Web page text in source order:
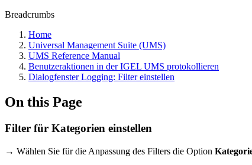
Breadcrumbs
Home
Universal Management Suite (UMS)
UMS Reference Manual
Benutzeraktionen in der IGEL UMS protokollieren
Dialogfenster Logging: Filter einstellen
On this Page
Filter für Kategorien einstellen
→ Wählen Sie für die Anpassung des Filters die Option